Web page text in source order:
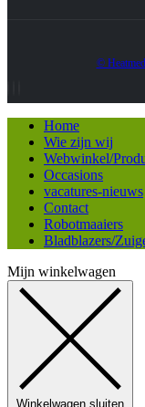
©
Home
Wie zijn wij
Webwinkel/
Occasions
vacatures-nieuws
Contact
Robotmaaiers
Bladblazers/
Mijn winkelwagen
Winkelwagen sluiten